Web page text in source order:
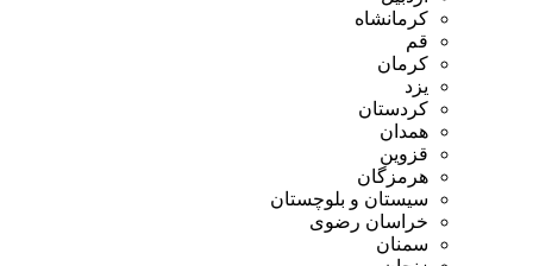
کرمانشاه
قم
کرمان
یزد
کردستان
همدان
قزوین
هرمزگان
سیستان و بلوچستان
خراسان رضوی
سمنان